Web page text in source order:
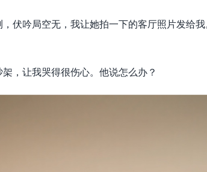
伏吟局空无，我让她拍一下的客厅照片发给
，让我哭得很伤心。他说怎么办？